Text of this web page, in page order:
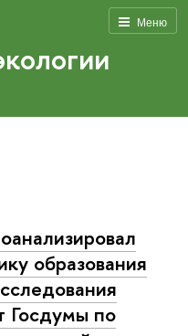
Меню
образования
Госдумы по